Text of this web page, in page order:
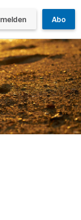
Abo